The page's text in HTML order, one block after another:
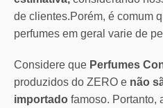
de clientes.Porém, é comum
perfumes em geral varie de
Considere que Perfumes
produzidos do ZERO e não
importado famoso. Portanto,